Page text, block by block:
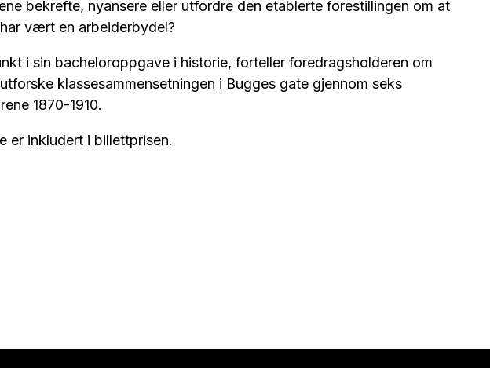
bekrefte, nyansere eller utfordre den etablerte forestillingen om at
vært en arbeiderbydel?
i sin bacheloroppgave i historie, forteller foredragsholderen om
klassesammensetningen i Bugges gate gjennom seks
1870-1910.
er inkludert i billettprisen.